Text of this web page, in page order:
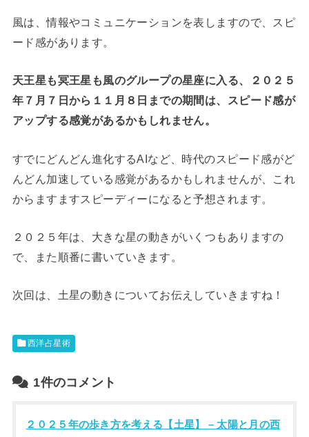
風は、情報やコミュニケーションを表しますので、スピ
ード感があります。
天王星も冥王星も風のグループの星座に入る、２０２５
年７月７日から１１月８日までの期間は、スピード感が
アップする感覚があるかもしれません。
すでにどんどん進化するAIなど、時代のスピード感がど
んどん加速している感覚があるかもしれませんが、これ
からますますスピーディーになると予想されます。
２０２５年は、大きな星の動きがいくつもありますの
で、また順番に書いていきます。
次回は、土星の動きについてお伝えしていきますね！
西洋占星術
1件のコメント
２０２５年の歩き方を考える【土星】 – 太陽と月の西